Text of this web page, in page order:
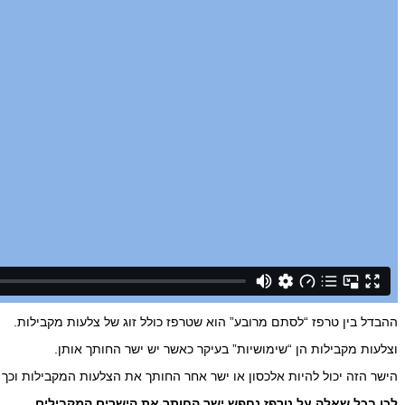
ההבדל בין טרפז “לסתם מרובע” הוא שטרפז כולל זוג של צלעות מקבילות.
וצלעות מקבילות הן “שימושיות” בעיקר כאשר יש ישר החותך אותן.
הישר הזה יכול להיות אלכסון או ישר אחר החותך את הצלעות המקבילות וכך